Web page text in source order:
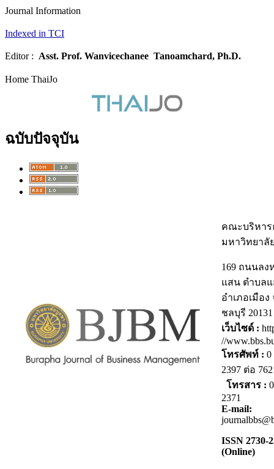
Journal Information
Indexed in TCI
Editor : Asst. Prof. Wanvicechanee Tanoamchard, Ph.D.
Home ThaiJo
ฉบับปัจจุบัน
คณะบริหาร
มหาวิทยาลั
169 ถนนลง
แสน ตำบล
อำเภอเมือง
ชลบุรี 20131
เว็บไซด์ :
//
โทรศัพท์ : 0
2397 ต่อ
โทรสาร :
2371
E-mail:
ISSN 2730-
(Online)